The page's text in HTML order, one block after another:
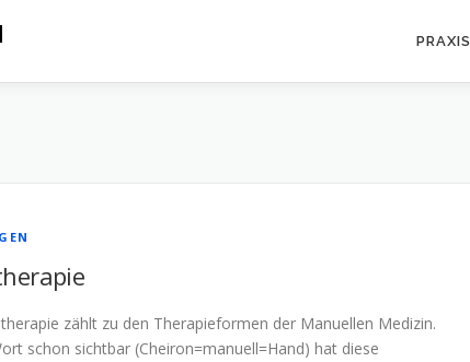
PRAXIS
zählt zu den Therapieformen der Manuellen Medizin.
schon sichtbar (Cheiron=manuell=Hand) hat diese